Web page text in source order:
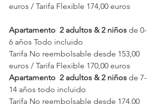
euros / Tarifa Flexible 174,00 euros
Apartamento  2 adultos & 2 niños de 0-
6 años Todo incluido
Tarifa No reembolsable desde 153,00
euros / Tarifa Flexible 170,00 euros
Apartamento  2 adultos & 2 niños de 7-
14 años todo incluido
Tarifa No reembolsable desde 174,00